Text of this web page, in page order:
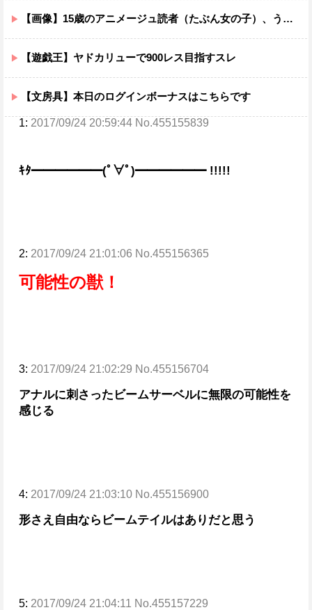
【画像】15歳のアニメージュ読者（たぶん女の子）、うっかりガンダム富野に質問してしまい無事に『反米』思想を叩き込まれる…
【遊戯王】ヤドカリューで900レス目指すスレ
【文房具】本日のログインボーナスはこちらです
1: 2017/09/24 20:59:44 No.455155839
ｷﾀ━━━━━━(ﾟ∀ﾟ)━━━━━━ !!!!!
2: 2017/09/24 21:01:06 No.455156365
可能性の獣！
3: 2017/09/24 21:02:29 No.455156704
アナルに刺さったビームサーベルに無限の可能性を
感じる
4: 2017/09/24 21:03:10 No.455156900
形さえ自由ならビームテイルはありだと思う
5: 2017/09/24 21:04:11 No.455157229